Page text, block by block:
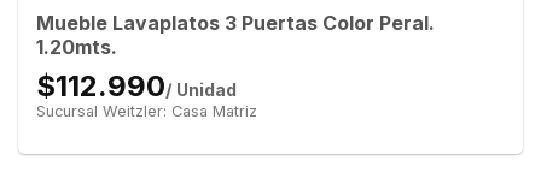
Mueble Lavaplatos 3 Puertas Color Peral.
1.20mts.
$112.990/ Unidad
Sucursal Weitzler: Casa Matriz